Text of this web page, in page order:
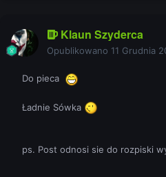
Klaun Szyderca
Opublikowano 11 Grudnia
Do pieca
Ładnie Sówka
ps. Post odnosi sie do rozpiski